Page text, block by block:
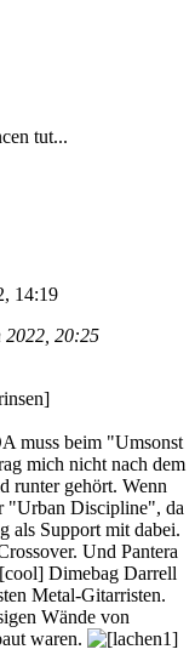
tut...
14:19
2022, 20:25
muss beim "Umsonst
mich nicht nach dem
runter gehört. Wenn
"Urban Discipline", da
als Support mit dabei.
Und Pantera
Dimebag Darrell
Metal-Gitarristen.
Wände von
waren.